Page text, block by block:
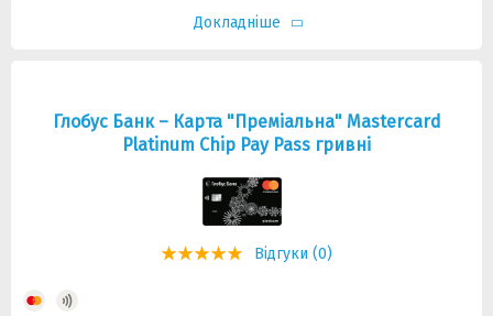
Докладніше
Глобус Банк – Карта "Преміальна" Mastercard
Platinum Chip Pay Pass гривні
Відгуки (0)